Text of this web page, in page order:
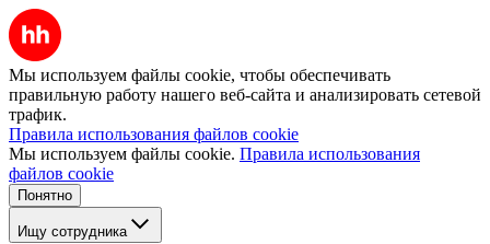
Мы используем файлы cookie, чтобы обеспечивать
правильную работу нашего веб-сайта и анализировать сетевой
трафик.
Правила использования файлов cookie
Мы используем файлы cookie. Правила использования
файлов cookie
Понятно
Ищу сотрудника